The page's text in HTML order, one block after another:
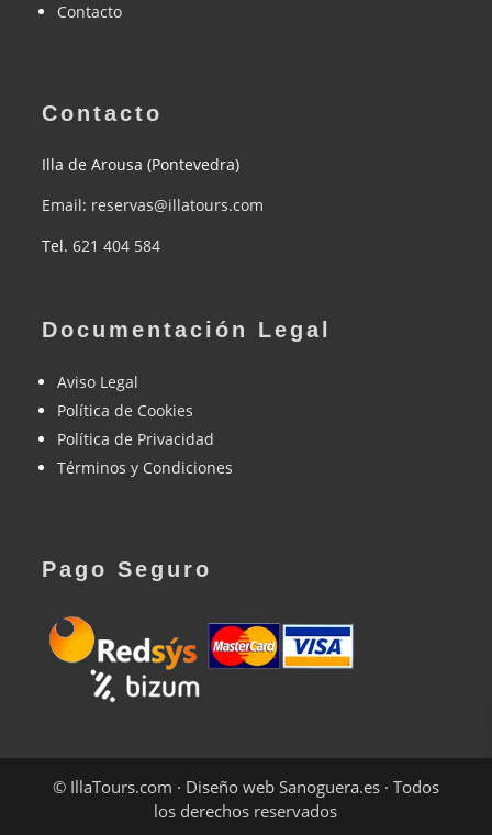
Contacto
Contacto
Illa de Arousa (Pontevedra)
Email: reservas@illatours.com
Tel. 621 404 584
Documentación Legal
Aviso Legal
Política de Cookies
Política de Privacidad
Términos y Condiciones
Pago Seguro
© IllaTours.com · Diseño web Sanoguera.es· Todos
los derechos reservados